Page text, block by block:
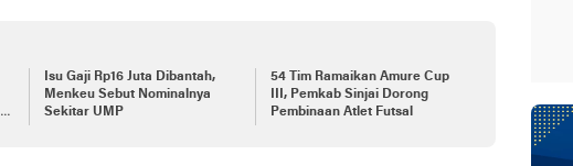
Isu Gaji Rp16 Juta Dibantah,
Menkeu Sebut Nominalnya
Sekitar UMP
54 Tim Ramaikan Amure Cup
III, Pemkab Sinjai Dorong
Pembinaan Atlet Futsal